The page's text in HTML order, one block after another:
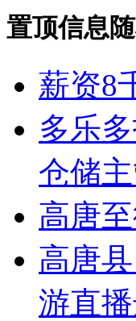
置顶信息
薪资8
多乐
仓储
高唐
高唐
游直